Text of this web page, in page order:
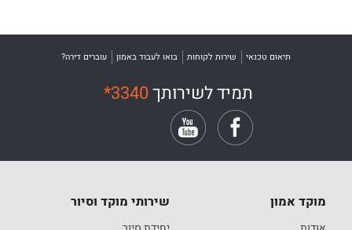
תיאום טכנאי שירות לקוחות בואו לעבוד באמון עוברים דירה?
תמיד לשירותך*3340
מוקד אמון שירותי מוקד וסיור